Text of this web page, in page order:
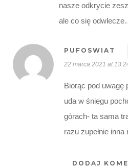
nasze odkrycie
ale co się
PUFOSWIAT
22 marca 2021 at
Biorąc pod uwagę
uda w śniegu
górach- ta sama
razu zupełnie
DODAJ